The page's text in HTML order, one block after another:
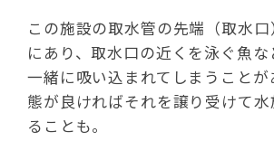
この施設の取水管の先端（取水
にあり、取水口の近くを泳ぐ魚
一緒に吸い込まれてしまうことが
態が良ければそれを譲り受けて
ることも。